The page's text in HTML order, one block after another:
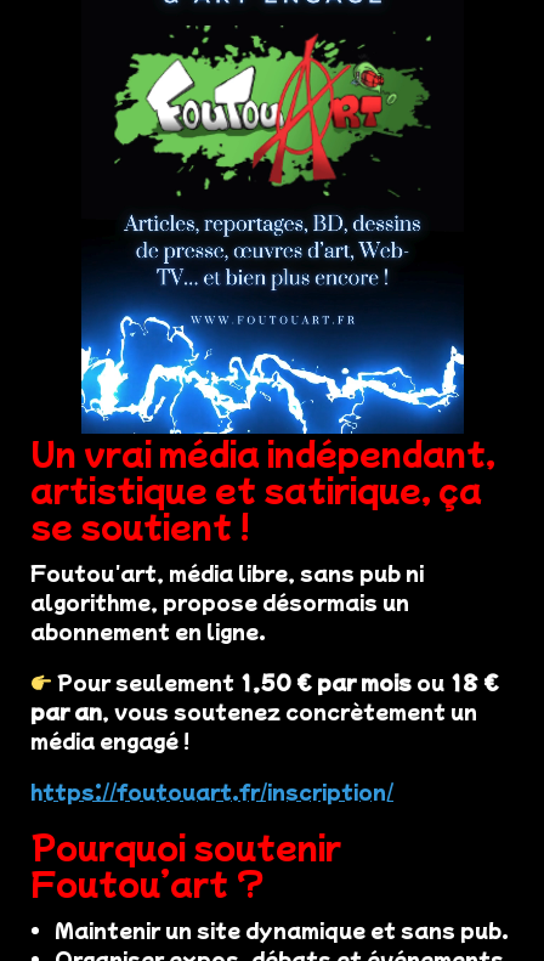
Un vrai média indépendant,
artistique et satirique, ça
se soutient !
Foutou'art, média libre, sans pub ni
algorithme, propose désormais un
abonnement en ligne.
Pour seulement 1,50 € par mois ou 18 €
par an, vous soutenez concrètement un
média engagé !
https://foutouart.fr/inscription/
Pourquoi soutenir
Foutou’art ?
Maintenir un site dynamique et sans pub.